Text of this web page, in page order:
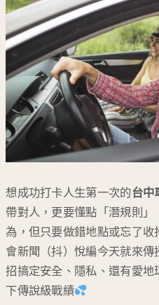
想成功打卡人生第一次的台中
帶對人，更要懂點「潛規則
為，但只要做錯地點或忘了
會新聞（抖）悅編今天就來傳
招搞定安全、隱私、還有愛地
下傳說級戰績